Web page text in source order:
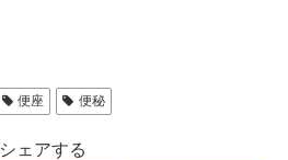
便座 便秘
シェアする